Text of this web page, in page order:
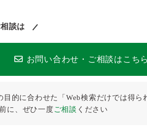
談は
お問い合わせ・ご相談はこちら
的に合わせた「Web検索だけでは得ら
に、ぜひ⼀度ご相談 ください